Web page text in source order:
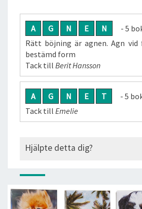
A G N E N
- 5
Rätt böjning är agnen. Agn
bestämd form
Tack till Berit Hansson
A G N E T
- 5
Tack till Emelie
Hjälpte detta dig?